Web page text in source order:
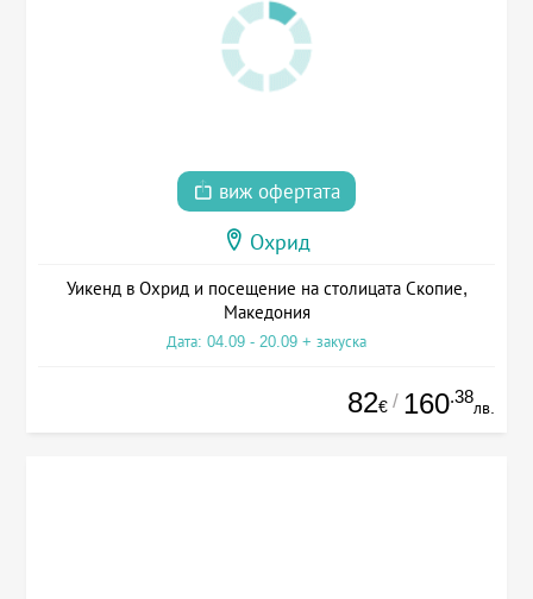
виж офертата
Охрид
Уикенд в Охрид и посещение на столицата Скопие,
Македония
Дата: 04.09 - 20.09 + закуска
82€ / 160.38
лв.